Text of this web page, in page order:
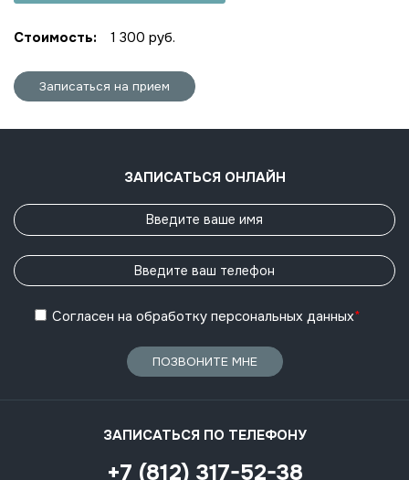
Стоимость: 1 300 руб.
Записаться на прием
ЗАПИСАТЬСЯ ОНЛАЙН
Согласен на обработку персональных данных*
ПОЗВОНИТЕ МНЕ
ЗАПИСАТЬСЯ ПО ТЕЛЕФОНУ
+7 (812) 317-52-38